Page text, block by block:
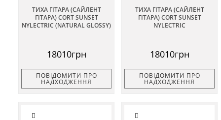
ТИХА ГІТАРА (САЙЛЕНТ
ГІТАРА) CORT SUNSET
NYLECTRIC (NATURAL GLOSSY)
18010грн
ПОВІДОМИТИ ПРО
НАДХОДЖЕННЯ
ТИХА ГІТАРА (САЙЛЕНТ
ГІТАРА) CORT SUNSET
NYLECTRIC
18010грн
ПОВІДОМИТИ ПРО
НАДХОДЖЕННЯ